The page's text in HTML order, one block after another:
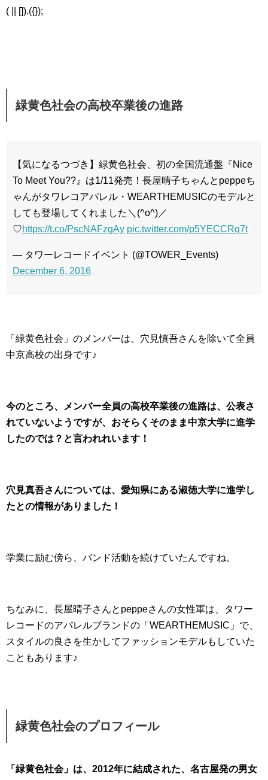
( || []).({});
緑黄色社会の高校卒業後の進路
【気になるつづき】緑黄色社会、初の全国流通盤『Nice
To Meet You??』は1/11発売！長屋晴子ちゃんとpeppeち
ゃんがタワレコアパレル・WEARTHEMUSICのモデルと
しても登場してくれました＼(^o^)／
♡https://t.co/PscNAFzgAy pic.twitter.com/p5YECCRq7t
— タワーレコードイベント (@TOWER_Events)
December 6, 2016
「緑黄色社会」のメンバーは、穴見慎吾さんを除いて全員
中京高校の出身です♪
今のところ、メンバー全員の高校卒業後の進路は、公表さ
れていないようですが、おそらくそのまま中京大学に進学
したのでは？と言われれいます！
穴見真吾さんについては、愛知県にある淑徳大学に進学し
たとの情報がありました！
学業に励む傍ら、バンド活動を続けていたんですね。
ちなみに、長屋晴子さんとpeppeさんの女性軍は、タワー
レコードのアパレルブランドの「WEARTHEMUSIC」で、
スタイルの良さを生かしてファッションモデルもしていた
こともあります♪
緑黄色社会のプロフィール
「緑黄色社会」は、2012年に結成された、名古屋発の男女